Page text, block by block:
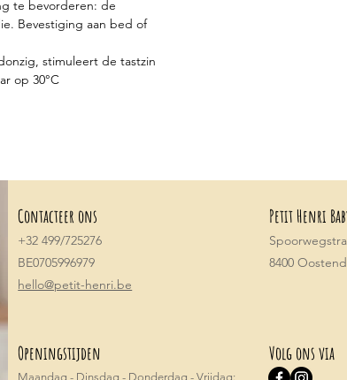
te bevorderen: de
Bevestiging aan bed of
stimuleert de tastzin
op 30°C
Contacteer ons
+32 499/725276
BE0705996979
hello@petit-henri.be
Petit Henri
8400
Openingstijden
Maandag - Dinsdag - Donderdag - Vrijdag:
Volg ons via